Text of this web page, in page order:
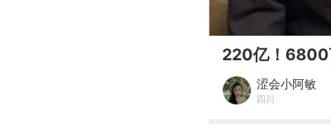
00:00
220亿！6800
涩会小阿敏
四川